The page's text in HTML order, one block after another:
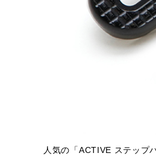
人気の「ACTIVE ステップ